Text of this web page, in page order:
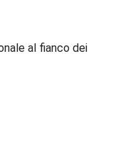
al fianco dei